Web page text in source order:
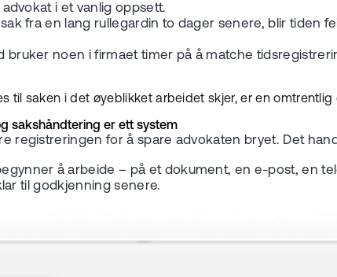
i et vanlig oppsett.
fra en lang rullegardin to dager senere, blir
bruker noen i firmaet timer på å matche
til saken i det øyeblikket arbeidet skjer, er en
sakshåndtering er ett system
registreringen for å spare advokaten bryet. Det
å arbeide – på et dokument, en e-post, en
til godkjenning senere.